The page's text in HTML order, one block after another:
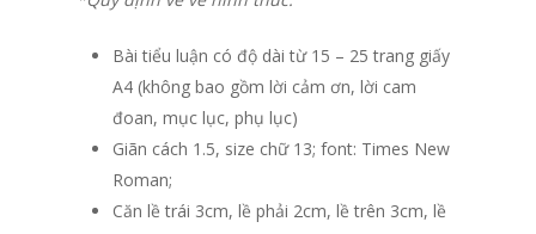
Bài tiểu luận có độ dài từ 15 – 25 trang giấy
A4 (không bao gồm lời cảm ơn, lời cam
đoan, mục lục, phụ lục)
Giãn cách 1.5, size chữ 13; font: Times New
Roman;
Căn lề trái 3cm, lề phải 2cm, lề trên 3cm, lề